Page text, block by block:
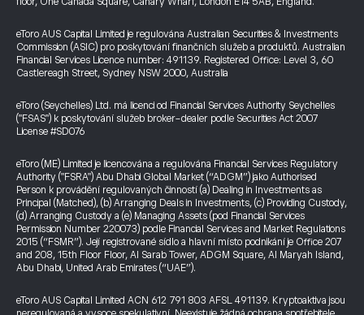
eToro AUS Capital Limited je regulována Australian Securities & Investments
Commission (ASIC) pro poskytování finančních služeb a produktů. Australian
Financial Services Licence number: 491139. Registered Office: Level 3, 60
Castlereagh Street, Sydney NSW 2000, Australia
eToro (Seychelles) Ltd. má licenci od Financial Services Authority Seychelles
("FSAS") k poskytování služeb broker-dealer podle Securities Act 2007
License #SD076
eToro (ME) Limited je licencována a regulována Financial Services Regulatory
Authority ("FSRA") Abu Dhabi Global Market (“ADGM”) jako Authorised
Person k provádění regulovaných činností (a) Dealing in Investments as
Principal (Matched), (b) Arranging Deals in Investments, (c) Providing Custody,
(d) Arranging Custody a (e) Managing Assets (pod Financial Services
Permission Number 220073) podle Financial Services and Market Regulations
2015 (“FSMR”). Její registrované sídlo a hlavní místo podnikání je Office 207
and 208, 15th Floor Floor, Al Sarab Tower, ADGM Square, Al Maryah Island,
Abu Dhabi, United Arab Emirates (“UAE”).
eToro AUS Capital Limited ACN 612 791 803 AFSL 491139. Kryptoaktiva jsou